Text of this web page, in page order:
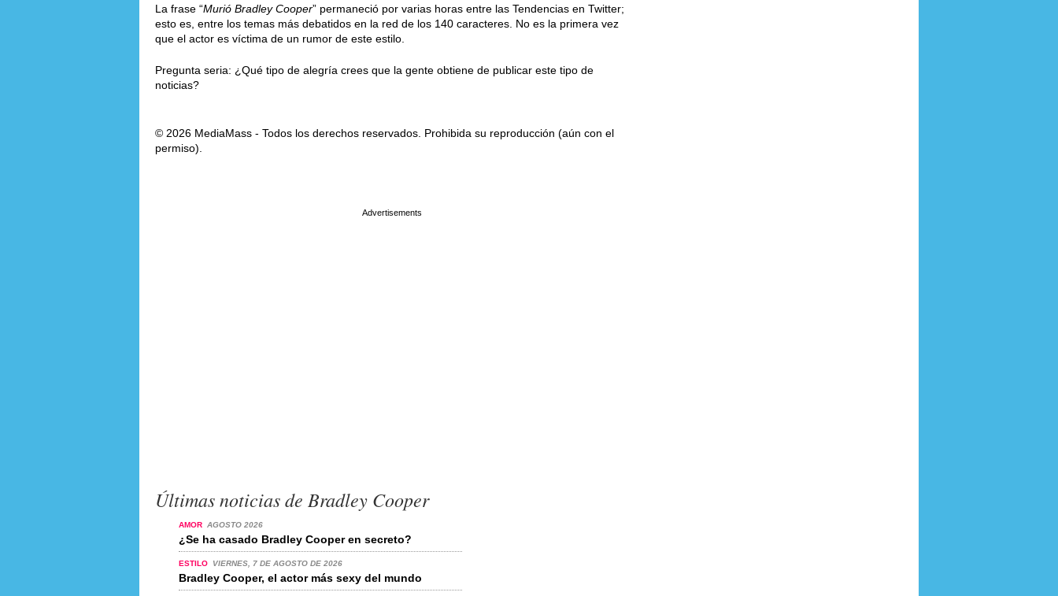
La frase “Murió Bradley Cooper” permaneció por varias horas entre las Tendencias en Twitter;
esto es, entre los temas más debatidos en la red de los 140 caracteres. No es la primera vez
que el actor es víctima de un rumor de este estilo.
Pregunta seria: ¿Qué tipo de alegría crees que la gente obtiene de publicar este tipo de
noticias?
© 2026 MediaMass - Todos los derechos reservados. Prohibida su reproducción (aún con el
permiso).
Últimas noticias de Bradley Cooper
AMOR AGOSTO 2026
¿Se ha casado Bradley Cooper en secreto?
ESTILO VIERNES, 7 DE AGOSTO DE 2026
Bradley Cooper, el actor más sexy del mundo